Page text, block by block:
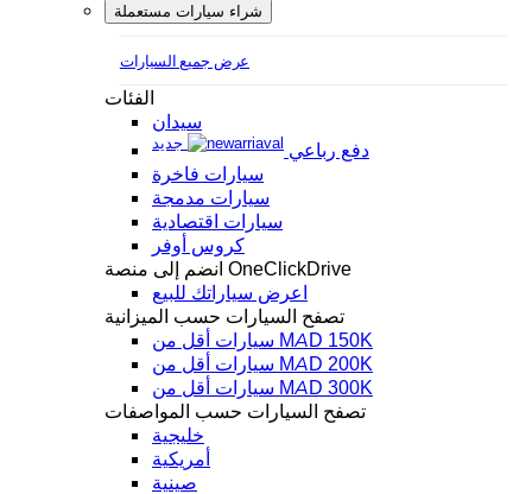
شراء سيارات مستعملة
عرض جميع السيارات
الفئات
سيدان
دفع رباعي
جديد
سيارات فاخرة
سيارات مدمجة
سيارات اقتصادية
كروس أوفر
انضم إلى منصة OneClickDrive
اعرض سياراتك للبيع
تصفح السيارات حسب الميزانية
سيارات أقل من MAD 150K
سيارات أقل من MAD 200K
سيارات أقل من MAD 300K
تصفح السيارات حسب المواصفات
خليجية
أمريكية
صينية